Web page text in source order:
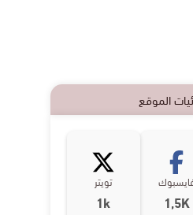
الموقع
1,5K
تويتر
1k